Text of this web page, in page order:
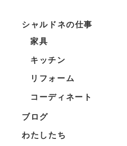
シャルドネの仕事
家具
キッチン
リフォーム
コーディネート
ブログ
わたしたち